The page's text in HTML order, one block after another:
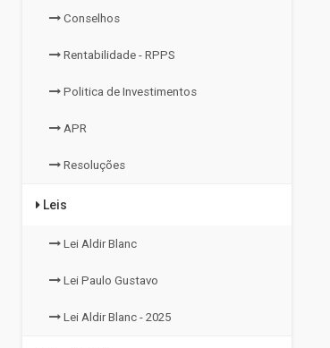
Conselhos
Rentabilidade - RPPS
Politica de Investimentos
APR
Resoluções
Leis
Lei Aldir Blanc
Lei Paulo Gustavo
Lei Aldir Blanc - 2025